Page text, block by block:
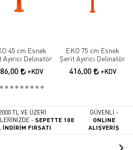
45 cm Esnek
Ayırıcı Delinatör
+KDV
EKO 75 cm Esnek
Şerit Ayırıcı Delinatör
416,00 +KDV
TL VE ÜZERİ
-SEPETTE 100
İNDİRİM FIRSATI
GÜVENLİ -
ONLINE
ALIŞVERİŞ